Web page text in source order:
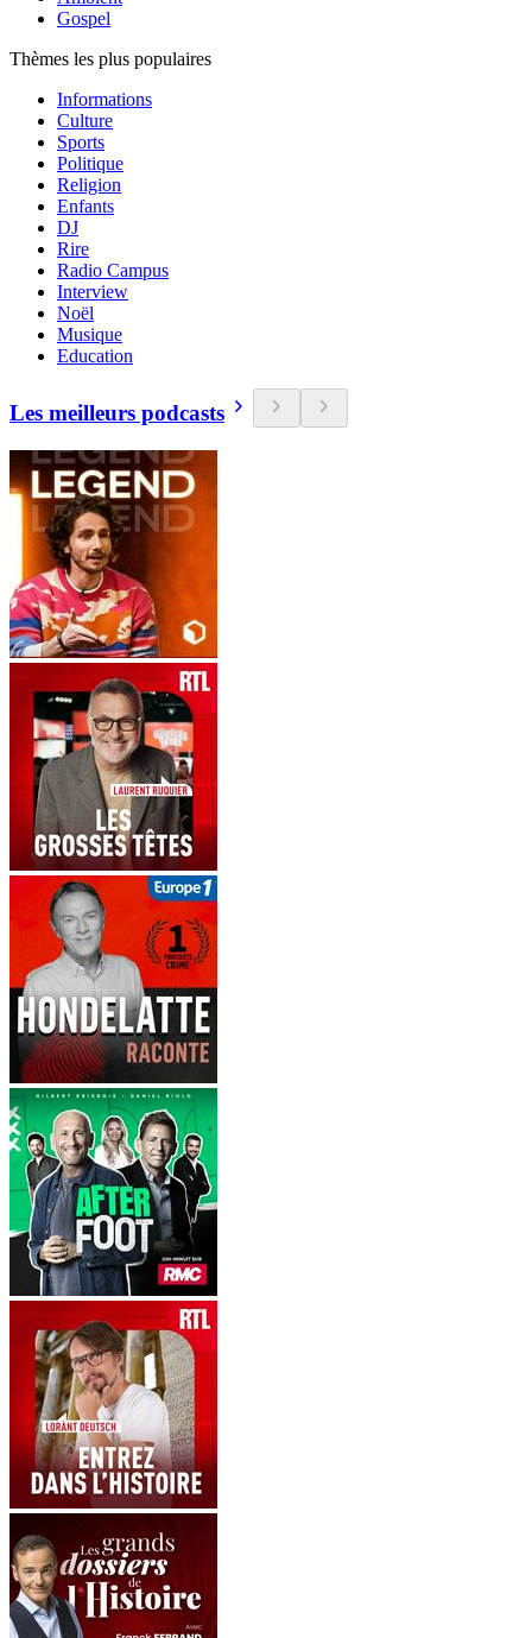
Gospel
Thèmes les plus populaires
Informations
Culture
Sports
Politique
Religion
Enfants
DJ
Rire
Radio Campus
Interview
Noël
Musique
Education
Les meilleurs podcasts